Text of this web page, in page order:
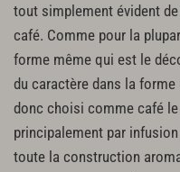
tout simplement évident
café. Comme pour la
forme même qui est le
du caractère dans la
donc choisi comme café
principalement par
toute la construction